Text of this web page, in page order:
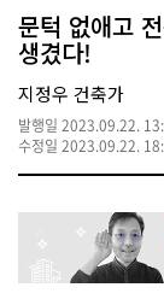
-
서
울
시
대
표
소
통
포
문턱 없애고
생겼다!
지정우 건축가
발행일 2023.09.22.
수정일 2023.09.22.